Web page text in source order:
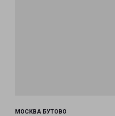
МОСКВА БУТОВО